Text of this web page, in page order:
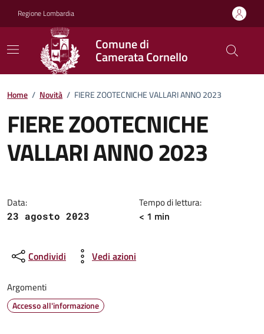
Regione Lombardia
Comune di
Camerata Cornello
Home / Novità / FIERE ZOOTECNICHE VALLARI ANNO 2023
FIERE ZOOTECNICHE
VALLARI ANNO 2023
Data:
23 agosto 2023
Tempo di lettura:
< 1 min
Condividi Vedi azioni
Argomenti
Accesso all'informazione